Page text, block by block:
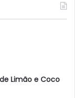
Limão e Coco